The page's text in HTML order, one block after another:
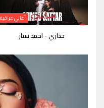
أغاني عراقية
حذاري - احمد ستار